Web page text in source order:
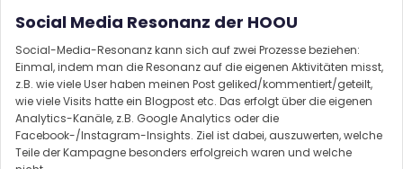
Social Media Resonanz der HOOU
Social-Media-Resonanz kann sich auf zwei Prozesse beziehen:
Einmal, indem man die Resonanz auf die eigenen Aktivitäten misst,
z.B. wie viele User haben meinen Post geliked/kommentiert/geteilt,
wie viele Visits hatte ein Blogpost etc. Das erfolgt über die eigenen
Analytics-Kanäle, z.B. Google Analytics oder die
Facebook-/Instagram-Insights. Ziel ist dabei, auszuwerten, welche
Teile der Kampagne besonders erfolgreich waren und welche